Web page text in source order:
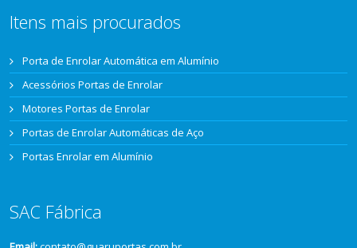
Itens mais procurados
Porta de Enrolar Automática em Alumínio
Acessórios Portas de Enrolar
Motores Portas de Enrolar
Portas de Enrolar Automáticas de Aço
Portas Enrolar em Alumínio
SAC Fábrica